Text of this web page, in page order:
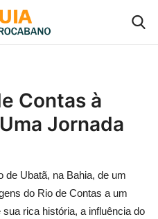
Contas à
Jornada
de Ubatã, na Bahia, de um
do Rio de Contas a um
rica história, a influência do